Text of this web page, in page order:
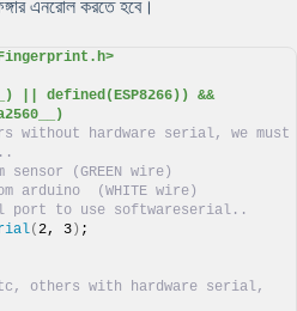
এনরোল করতে হবে।
|| defined(ESP8266)) &&
without hardware serial, we must
(GREEN wire)
arduino  (WHITE wire)
port to use softwareserial..
(2, 3 ) ;
others with hardware serial,